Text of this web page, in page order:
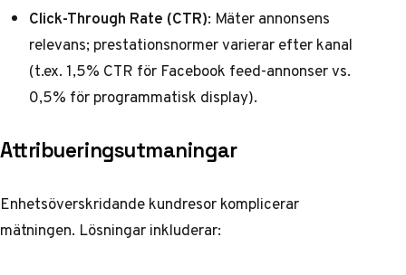
Click-Through Rate (CTR): Mäter annonsens
relevans; prestationsnormer varierar efter kanal
(t.ex. 1,5% CTR för Facebook feed-annonser vs.
0,5% för programmatisk display).
Attribueringsutmaningar
Enhetsöverskridande kundresor komplicerar
mätningen. Lösningar inkluderar: